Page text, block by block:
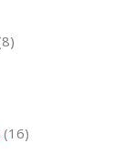
8
16